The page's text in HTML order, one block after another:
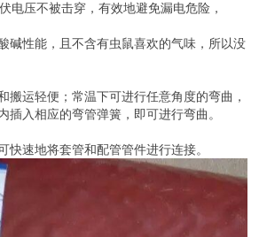
电压不被击穿，有效地避免漏电危险，
碱性能，且不含有虫鼠喜欢的气味，所以没
搬运轻便；常温下可进行任意角度的弯曲，
插入相应的弯管弹簧，即可进行弯曲。
快速地将套管和配管管件进行连接。